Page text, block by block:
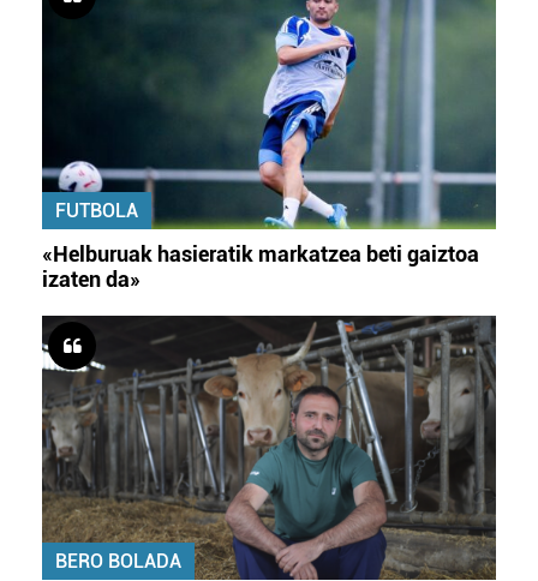
FUTBOLA
«Helburuak hasieratik markatzea beti gaiztoa
izaten da»
BERO BOLADA